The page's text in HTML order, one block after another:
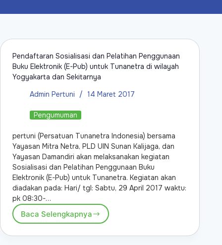
Pendaftaran Sosialisasi dan Pelatihan Penggunaan
Buku Elektronik (E-Pub) untuk Tunanetra di wilayah
Yogyakarta dan Sekitarnya
Admin Pertuni
14 Maret 2017
Pengumuman
pertuni (Persatuan Tunanetra Indonesia) bersama
Yayasan Mitra Netra, PLD UIN Sunan Kalijaga, dan
Yayasan Damandiri akan melaksanakan kegiatan
Sosialisasi dan Pelatihan Penggunaan Buku
Elektronik (E-Pub) untuk Tunanetra. Kegiatan akan
diadakan pada: Hari/ tgl: Sabtu, 29 April 2017 waktu:
pk 08:30-…
Baca Selengkapnya